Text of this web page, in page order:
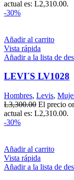
actual es: L2,310.00.
-30%
Añadir al carrito
Vista rápida
Añadir a la lista de
LEVI´S LV1028
Hombres, Levis,
L3,300.00 El precio
actual es: L2,310.00.
-30%
Añadir al carrito
Vista rápida
Añadir a la lista de